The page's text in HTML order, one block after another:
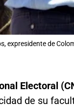
expresidente de
Electoral
de su